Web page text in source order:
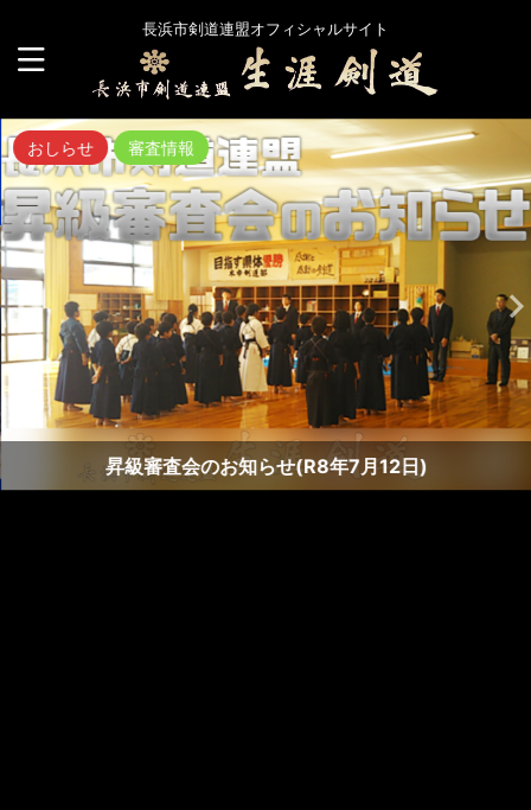
長浜市剣道連盟オフィシャルサイト
おしらせ 審査情報
昇級審査会のお知らせ(R8年7月12日)